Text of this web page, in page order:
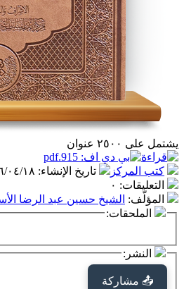
تاريخ الإنشاء:٢٠٢٦/٠٤/١٨
٠
حسين عبد الرضا الأسدي